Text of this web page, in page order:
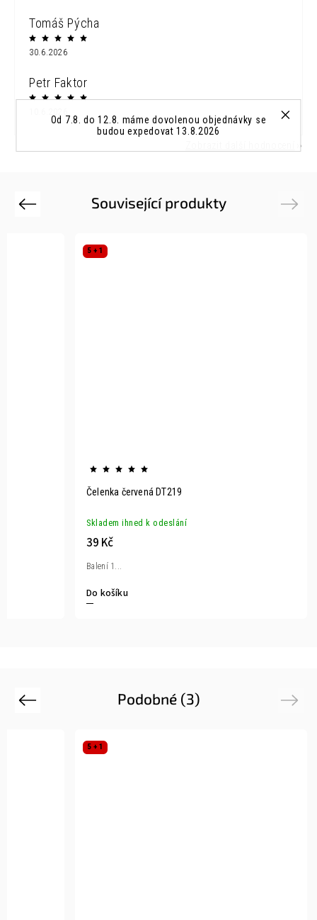
Od 7.8. do 12.8. máme dovolenou objednávky se
budou expedovat 13.8.2026
Tomáš Pýcha
30.6.2026
Petr Faktor
Související produkty
Previous
5 + 1
Čelenka červená DT219
Skladem ihned k odeslání
39 Kč
Do košíku
Balení 1...
Next
Podobné (3)
Previous
5 + 1
Next